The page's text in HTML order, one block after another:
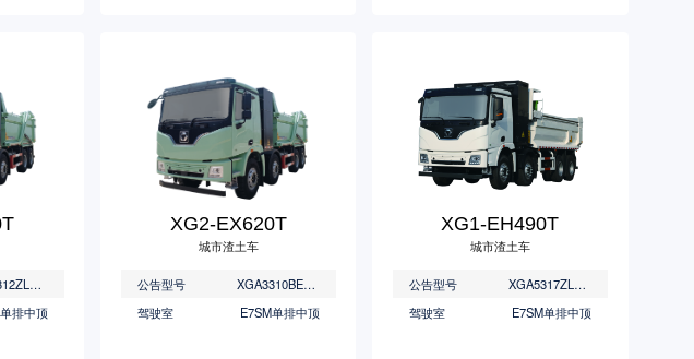
XGA5312ZLJBEVWE1
排中顶
XG2-EX620T
城市渣土车
公告型号
XGA3310BEVWES
驾驶室
E7SM单排中顶
XG1-EH490T
城市渣土车
公告型号
XGA5317ZLJBEVWA
驾驶室
E7SM单排中顶